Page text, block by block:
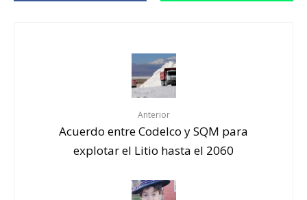
Anterior
Acuerdo entre Codelco y SQM para
explotar el Litio hasta el 2060